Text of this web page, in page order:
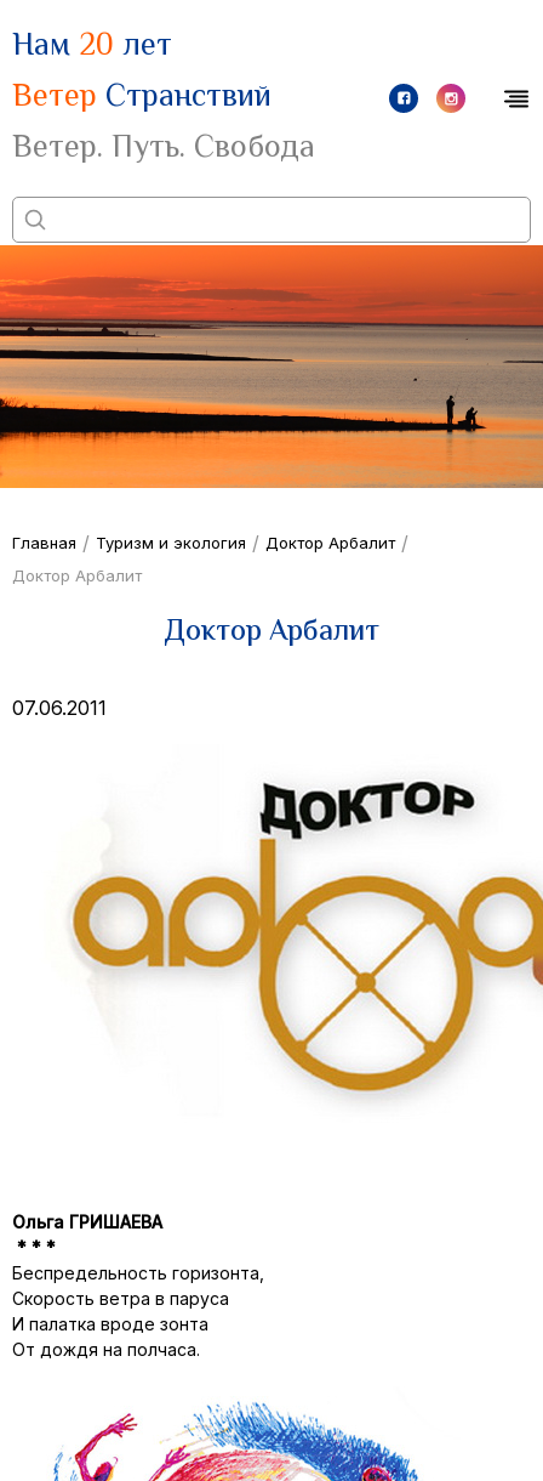
Нам 20 лет
Ветер Странствий
Ветер. Путь. Свобода
Главная / Туризм и экология / Доктор Арбалит /
Доктор Арбалит
Доктор Арбалит
07.06.2011
Ольга ГРИШАЕВА
* * *
Беспредельность горизонта,
Скорость ветра в паруса
И палатка вроде зонта
От дождя на полчаса.